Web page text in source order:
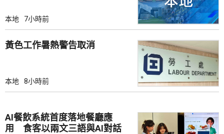
本地 7小時前
黃色工作暑熱警告取消
本地 8小時前
AI餐飲系統首度落地餐廳應
用 食客以兩文三語與AI對話